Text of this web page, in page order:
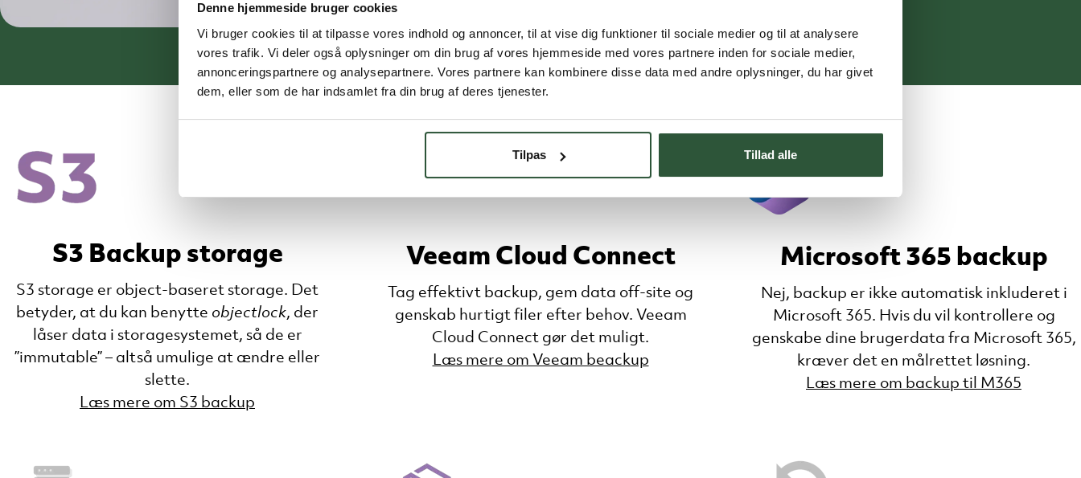
Denne hjemmeside bruger cookies
Vi bruger cookies til at tilpasse vores indhold og annoncer, til at vise dig funktioner til sociale medier og til at analysere
vores trafik. Vi deler også oplysninger om din brug af vores hjemmeside med vores partnere inden for sociale medier,
annonceringspartnere og analysepartnere. Vores partnere kan kombinere disse data med andre oplysninger, du har givet
dem, eller som de har indsamlet fra din brug af deres tjenester.
Tilpas Tillad alle
S3 Backup storage
S3 storage er object-baseret storage. Det
betyder, at du kan benytte objectlock, der
låser data i storagesystemet, så de er
”immutable” – altså umulige at ændre eller
slette.
Læs mere om S3 backup
Veeam Cloud Connect
Tag effektivt backup, gem data off-site og
genskab hurtigt filer efter behov. Veeam
Cloud Connect gør det muligt.
Læs mere om Veeam beackup
Microsoft 365 backup
Nej, backup er ikke automatisk inkluderet i
Microsoft 365. Hvis du vil kontrollere og
genskabe dine brugerdata fra Microsoft 365,
kræver det en målrettet løsning.
Læs mere om backup til M365